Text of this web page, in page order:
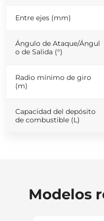
Entre ejes (mm)
Ángulo de Ataque/Ángul
o de Salida (°)
Radio mínimo de giro
(m)
Capacidad del depósito
de combustible (L)
Modelos